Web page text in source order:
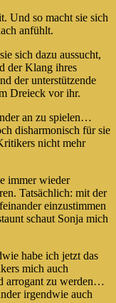
Und so macht sie sich
anfühlt.
sich dazu aussucht,
der Klang ihres
der unterstützende
Dreieck vor ihr.
an zu spielen…
disharmonisch für sie
nicht mehr
immer wieder
Tatsächlich: mit der
einzustimmen
schaut Sonja mich
habe ich jetzt das
mich auch
arrogant zu werden…
irgendwie auch